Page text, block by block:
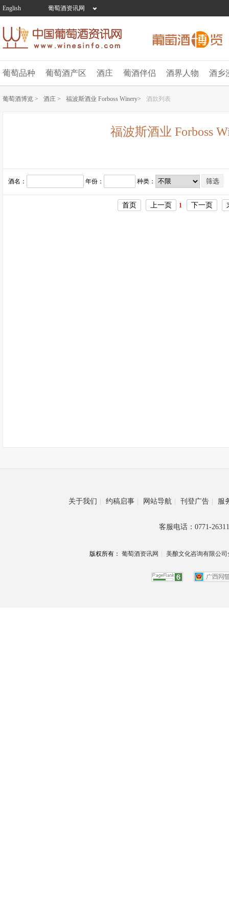
English 葡萄酒资讯网
葡萄品种 葡萄酒产区 酒庄 葡酒伴侣 酒界人物 酒乡
葡萄酒博览 > 酒庄 > 福波斯酒业 Forboss Winery> 酒款列表
福波斯酒业 Forboss
酒名： 年份： 种类：
首页 上一页 1 下一页
关于我们 约稿启事 网站导航 刊登广告 服
客服电话：0771-
版权所有： 葡萄酒资讯网 美酿文化咨询有限公司